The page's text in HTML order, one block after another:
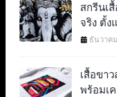
สกรีนเ
จริง ตั้ง
ธันวาค
เสื้อขา
พร้อมเ